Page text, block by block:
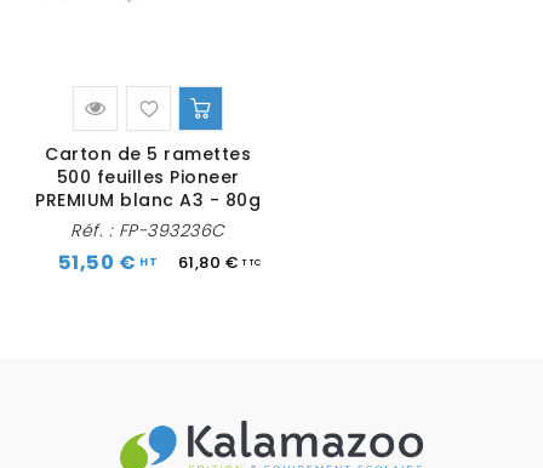
Carton de 5 ramettes
500 feuilles Pioneer
PREMIUM blanc A3 - 80g
Réf. : FP-393236C
51,50 € 61,80 €